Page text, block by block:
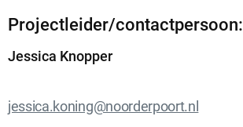
Projectleider/contactpersoon:
Jessica Knopper
jessica.koning@noorderpoort.nl